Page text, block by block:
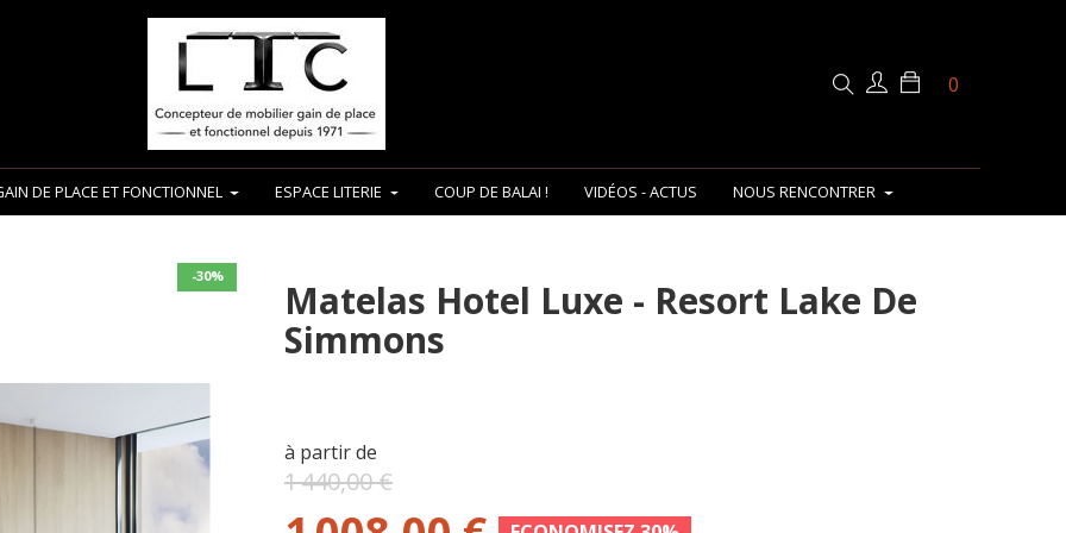
0
DE PLACE ET FONCTIONNEL ESPACE LITERIE COUP DE BALAI ! VIDÉOS - ACTUS NOUS RENCONTRER
-30%
Matelas Hotel Luxe - Resort Lake De
Simmons
à partir de
1 440,00 €